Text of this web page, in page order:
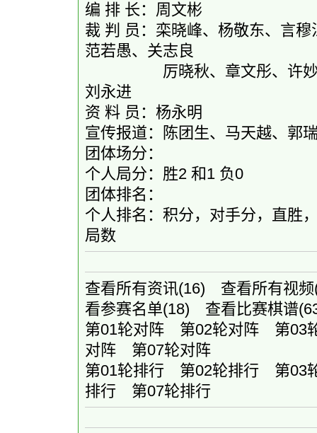
编 排 长：周文彬
裁 判 员：栾晓峰、杨敬东、言
范若愚、关志良
厉晓秋、章文彤、许妙玲
刘永进
资 料 员：杨永明
宣传报道：陈团生、马天越、郭
团体场分：
个人局分：胜2 和1 负0
团体排名：
个人排名：积分，对手分，直胜
局数
查看所有资讯(16) 查看所有视频
看参赛名单(18) 查看比赛棋谱
第01轮对阵
第02轮对阵
第03
对阵
第07轮对阵
第01轮排行
第02轮排行
第03
排行
第07轮排行